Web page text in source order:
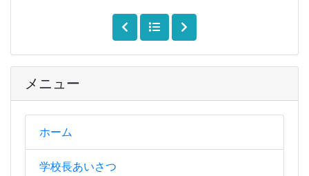
メニュー
ホーム
学校長あいさつ